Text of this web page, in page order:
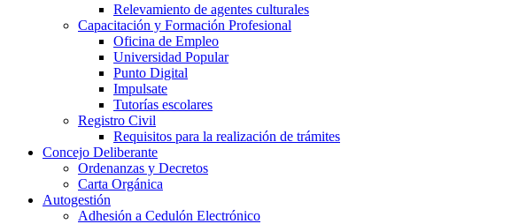
Relevamiento de agentes culturales
Capacitación y Formación Profesional
Oficina de Empleo
Universidad Popular
Punto Digital
Impulsate
Tutorías escolares
Registro Civil
Requisitos para la realización de trámites
Concejo Deliberante
Ordenanzas y Decretos
Carta Orgánica
Autogestión
Adhesión a Cedulón Electrónico